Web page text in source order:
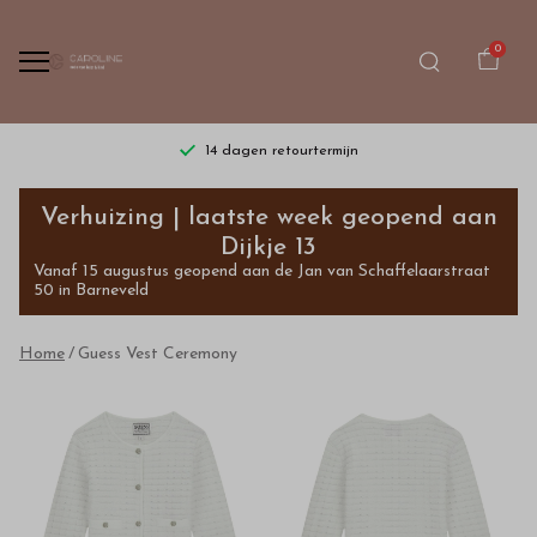
0
14 dagen retourtermijn
Guess
Vest
Ceremony
Bestel
kinderkleding
van
Verhuizing | laatste week geopend aan
Dijkje 13
Vanaf 15 augustus geopend aan de Jan van Schaffelaarstraat
50 in Barneveld
Home Guess Vest Ceremony